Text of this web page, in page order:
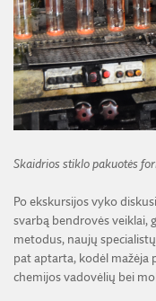
Skaidrios stiklo pakuotės
Po ekskursijos vyko
svarbą bendrovės veiklai,
metodus, naujų
pat aptarta, kodėl mažėja
chemijos vadovėlių bei